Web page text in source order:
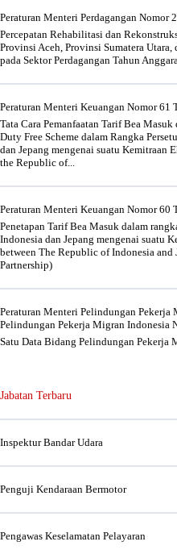
Peraturan Menteri Perdagangan Nomor
Percepatan Rehabilitasi dan
Provinsi Aceh, Provinsi Sumatera Utara,
pada Sektor Perdagangan Tahun
Peraturan Menteri Keuangan Nomor 61
Tata Cara Pemanfaatan Tarif Bea
Duty Free Scheme dalam Rangka
dan Jepang mengenai suatu Kemitraan
the Republic of...
Peraturan Menteri Keuangan Nomor 60
Penetapan Tarif Bea Masuk dalam
Indonesia dan Jepang mengenai suatu
between The Republic of Indonesia and
Partnership)
Peraturan Menteri Pelindungan Pekerja
Pelindungan Pekerja Migran Indonesia
Satu Data Bidang Pelindungan Pekerja
Jabatan Terbaru
Inspektur Bandar Udara
Penguji Kendaraan Bermotor
Pengawas Keselamatan Pelayaran